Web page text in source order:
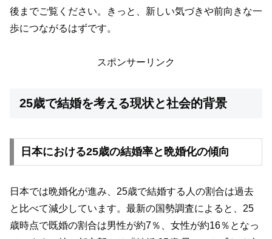
後までご覧ください。きっと、新しい気づきや前向きな一
歩につながるはずです。
スポンサーリンク
25歳で結婚を考える現状と社会的背景
日本における25歳の結婚率と晩婚化の傾向
日本では晩婚化が進み、25歳で結婚する人の割合は過去
と比べて減少しています。最新の国勢調査によると、25
歳時点で既婚の割合は男性が約7％、女性が約16％となっ